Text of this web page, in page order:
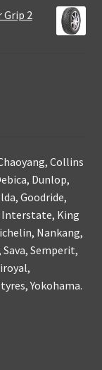
Grip 2
Collins
Dunlop,
Goodride,
Interstate, King
Nankang,
Semperit,
Yokohama.